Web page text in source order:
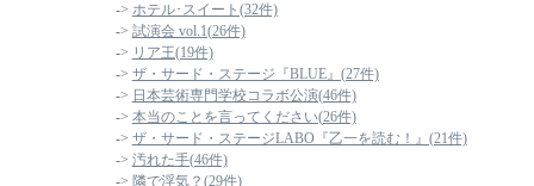
-> ホテル･スイート(32件)
-> 試演会 vol.1(26件)
-> リア王(19件)
-> ザ・サード・ステージ『BLUE』(27件)
-> 日本芸術専門学校コラボ公演(46件)
-> 本当のことを言ってください(26件)
-> ザ・サード・ステージLABO『乙一を読む！』(21件)
-> 汚れた手(46件)
-> 隣で浮気？(29件)